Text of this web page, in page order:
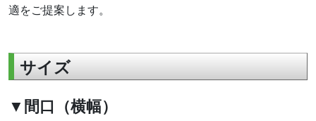
適をご提案します。
サイズ
▼間口（横幅）